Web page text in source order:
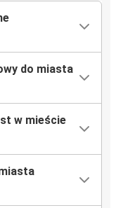
do miasta
w mieście